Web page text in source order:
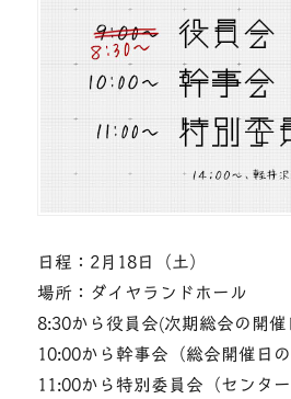
日程：2月18日（土）
場所：ダイヤランドホール
8:30から役員会(次期総会の開催
10:00から幹事会（総会開催日
11:00から特別委員会（センタ